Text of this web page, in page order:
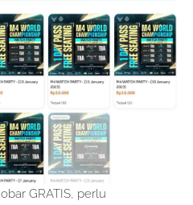
GRATIS, perlu